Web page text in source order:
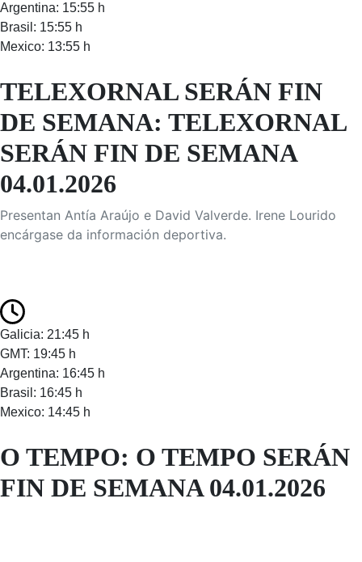
Argentina: 15:55 h
Brasil: 15:55 h
Mexico: 13:55 h
TELEXORNAL SERÁN FIN
DE SEMANA: TELEXORNAL
SERÁN FIN DE SEMANA
04.01.2026
Presentan Antía Araújo e David Valverde. Irene Lourido
encárgase da información deportiva.
Galicia: 21:45 h
GMT: 19:45 h
Argentina: 16:45 h
Brasil: 16:45 h
Mexico: 14:45 h
O TEMPO: O TEMPO SERÁN
FIN DE SEMANA 04.01.2026